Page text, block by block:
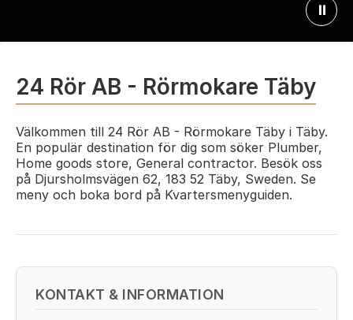
⏸
24 Rör AB - Rörmokare Täby
Välkommen till 24 Rör AB - Rörmokare Täby i Täby.
En populär destination för dig som söker Plumber,
Home goods store, General contractor. Besök oss
på Djursholmsvägen 62, 183 52 Täby, Sweden. Se
meny och boka bord på Kvartersmenyguiden.
KONTAKT & INFORMATION